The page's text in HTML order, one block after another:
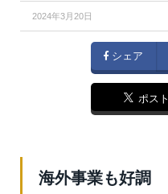
2024年3月20日
シェア
ポスト
海外事業も好調